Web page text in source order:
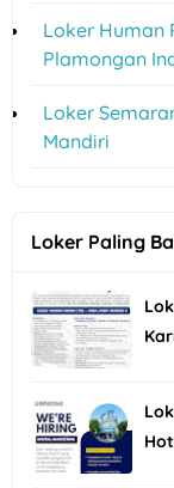
Loker Human
Plamongan
Loker
Mandiri
Loker Paling